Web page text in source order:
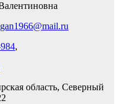
,
область, Северный